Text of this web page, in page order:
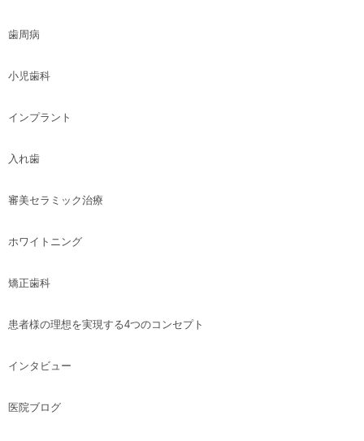
歯周病
小児歯科
インプラント
入れ歯
審美セラミック治療
ホワイトニング
矯正歯科
患者様の理想を実現する4つのコンセプト
インタビュー
医院ブログ